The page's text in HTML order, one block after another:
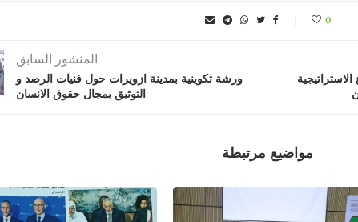
0
المنشور السابق
ورشة تكوينية بمدينة ازويرات حول فنيات الرصد و
التوثيق بمجال حقوق الانسان
مواضيع مرتبطة